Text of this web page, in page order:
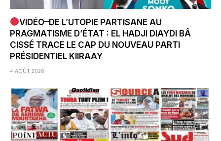
VIDÉO–DE L’UTOPIE PARTISANE AU
PRAGMATISME D’ÉTAT : EL HADJI DIAYDI BÂ
CISSÉ TRACE LE CAP DU NOUVEAU PARTI
PRÉSIDENTIEL KIIRAAY
4 AOÛT 2026